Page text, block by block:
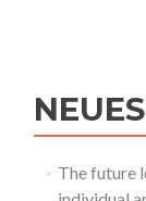
The future